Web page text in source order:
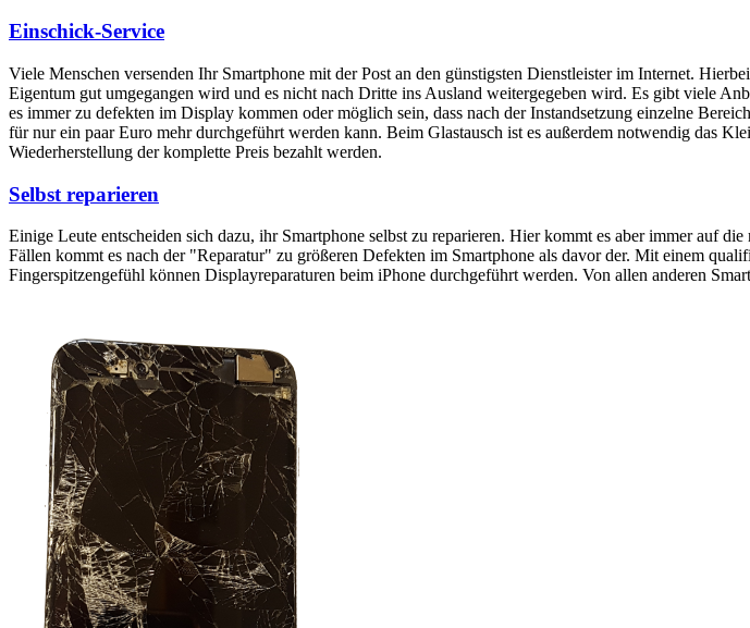
Einschick-Service
Viele Menschen versenden Ihr Smartphone mit der Post an den günstigsten Dienstleister im Internet.
Eigentum gut umgegangen wird und es nicht nach Dritte ins Ausland weitergegeben wird. Es gibt viele
es immer zu defekten im Display kommen oder möglich sein, dass nach der Instandsetzung einzelne
für nur ein paar Euro mehr durchgeführt werden kann. Beim Glastausch ist es außerdem notwendig das
Wiederherstellung der komplette Preis bezahlt werden.
Selbst reparieren
Einige Leute entscheiden sich dazu, ihr Smartphone selbst zu reparieren. Hier kommt es aber immer auf
Fällen kommt es nach der "Reparatur" zu größeren Defekten im Smartphone als davor der. Mit einem
Fingerspitzengefühl können Displayreparaturen beim iPhone durchgeführt werden. Von allen anderen